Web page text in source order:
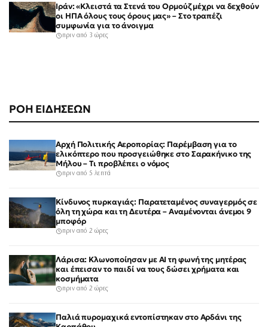
ΡΟΗ ΕΙΔΗΣΕΩΝ
Αρχή Πολιτικής Αεροπορίας: Παρέμβαση για το
ελικόπτερο που προσγειώθηκε στο Σαρακήνικο της
Μήλου – Τι προβλέπει ο νόμος
πριν από 5 λεπτά
Κίνδυνος πυρκαγιάς: Παρατεταμένος συναγερμός σε
όλη τη χώρα και τη Δευτέρα – Αναμένονται άνεμοι 9
μποφόρ
πριν από 2 ώρες
Λάρισα: Κλωνοποίησαν με AI τη φωνή της μητέρας
και έπεισαν το παιδί να τους δώσει χρήματα και
κοσμήματα
πριν από 2 ώρες
Παλιά πυρομαχικά εντοπίστηκαν στο Αρδάνι της
Ιράν: «Κλειστά τα Στενά του Ορμούζ μέχρι να δεχθούν
οι ΗΠΑ όλους τους όρους μας» – Στο τραπέζι
συμφωνία για το άνοιγμα
πριν από 3 ώρες